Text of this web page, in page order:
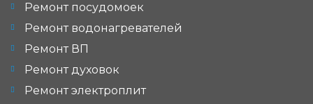
Ремонт посудомоек
Ремонт водонагревателей
Ремонт ВП
Ремонт духовок
Ремонт электроплит